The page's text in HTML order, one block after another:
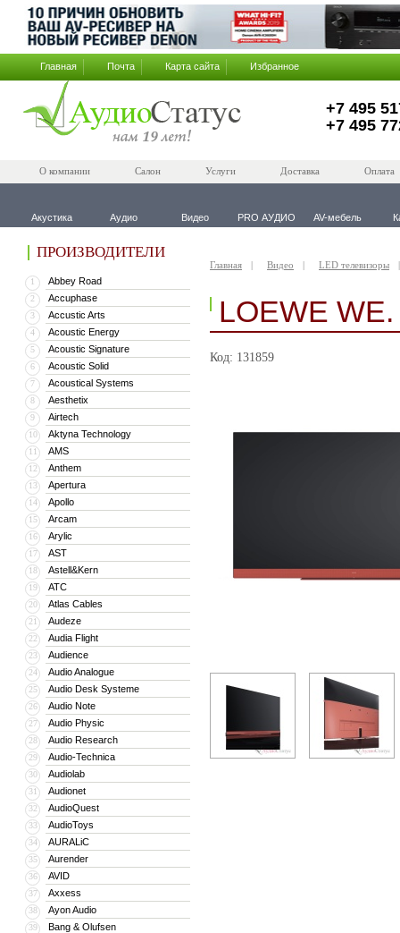
Главная Почта Карта сайта Избранное
+7 495
+7 495
О компании Салон Услуги Доставка Оплата
Акустика Аудио Видео PRO АУДИО AV-мебель
ПРОИЗВОДИТЕЛИ
1 Abbey Road
2 Accuphase
3 Accustic Arts
4 Acoustic Energy
5 Acoustic Signature
6 Acoustic Solid
7 Acoustical Systems
8 Aesthetix
9 Airtech
10 Aktyna Technology
11 AMS
12 Anthem
13 Apertura
14 Apollo
15 Arcam
16 Arylic
17 AST
18 Astell&Kern
19 ATC
20 Atlas Cables
21 Audeze
22 Audia Flight
23 Audience
24 Audio Analogue
25 Audio Desk Systeme
26 Audio Note
27 Audio Physic
28 Audio Research
29 Audio-Technica
30 Audiolab
31 Audionet
32 AudioQuest
33 AudioToys
34 AURALiC
35 Aurender
36 AVID
37 Axxess
38 Ayon Audio
39 Bang & Olufsen
Главная Видео LED телевизоры
LOEWE
Код: 131859